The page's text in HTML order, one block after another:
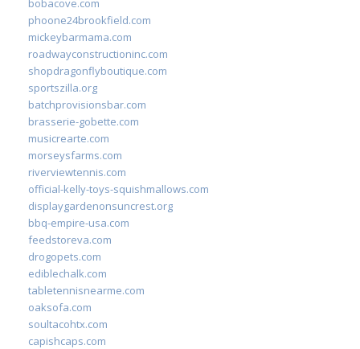
phoone24brookfield.com
mickeybarmama.com
roadwayconstructioninc.com
shopdragonflyboutique.com
sportszilla.org
batchprovisionsbar.com
brasserie-gobette.com
musicrearte.com
morseysfarms.com
riverviewtennis.com
official-kelly-toys-squishmallows.com
displaygardenonsuncrest.org
bbq-empire-usa.com
feedstoreva.com
drogopets.com
ediblechalk.com
tabletennisnearme.com
oaksofa.com
soultacohtx.com
capishcaps.com